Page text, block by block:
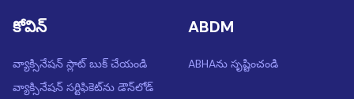
కోవిన్
వ్యాక్సినేషన్ స్లాట్ బుక్ చేయండి
వ్యాక్సినేషన్ సర్టిఫికెట్‌ను డౌన్‌లోడ్
ABDM
ABHAను సృష్టించండి